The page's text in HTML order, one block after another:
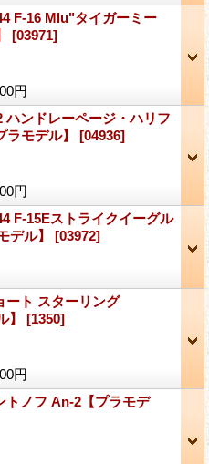
F-16 Mlu"タイガーミー
[03971]
円
ハンドレーページ・ハリフ
ラモデル】 [04936]
円
F-15Eストライクイーグル
デル】 [03972]
ート スターリング
】 [1350]
円
トノフ An-2【プラモデ